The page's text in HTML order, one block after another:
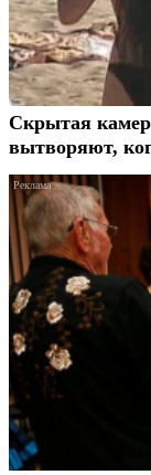
Скрытая
вытворяют,